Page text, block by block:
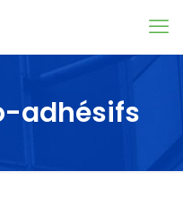
adhésifs